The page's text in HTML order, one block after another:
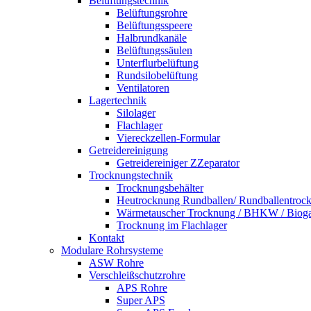
Belüftungsrohre
Belüftungsspeere
Halbrundkanäle
Belüftungssäulen
Unterflurbelüftung
Rundsilobelüftung
Ventilatoren
Lagertechnik
Silolager
Flachlager
Viereckzellen-Formular
Getreidereinigung
Getreidereiniger ZZeparator
Trocknungstechnik
Trocknungsbehälter
Heutrocknung Rundballen/
Wärmetauscher Trocknung / BHKW /
Trocknung im Flachlager
Kontakt
Modulare Rohrsysteme
ASW Rohre
Verschleißschutzrohre
APS Rohre
Super APS